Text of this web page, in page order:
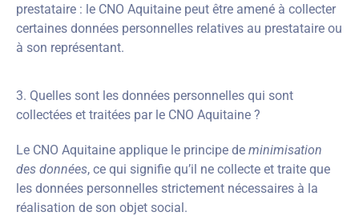
prestataire : le CNO Aquitaine peut être amené à collecter
certaines données personnelles relatives au prestataire ou
à son représentant.
3. Quelles sont les données personnelles qui sont
collectées et traitées par le CNO Aquitaine ?
Le CNO Aquitaine applique le principe de minimisation
des données, ce qui signifie qu’il ne collecte et traite que
les données personnelles strictement nécessaires à la
réalisation de son objet social.